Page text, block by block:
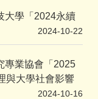
大學「2024永續
2024-10-22
專業協會「2025
與大學社會影響
2024-10-16